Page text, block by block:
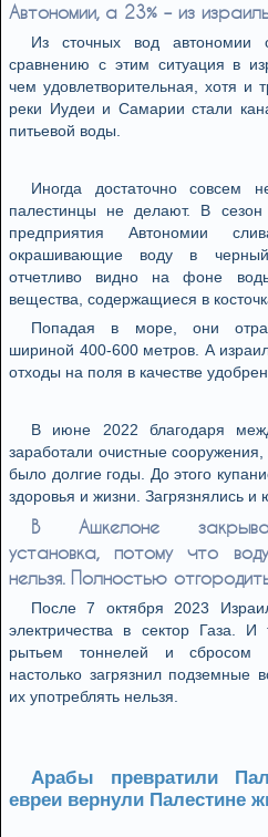
Автономии, а 23% – из
Из сточных вод автономии
сравнению с этим ситуация в
чем удовлетворительная, хотя и
реки Иудеи и Самарии стали
питьевой воды.
Иногда достаточно совсем
палестинцы не делают. В сезон
предприятия Автономии
окрашивающие воду в
отчетливо видно на фоне
вещества, содержащиеся в
Попадая в море, они
шириной 400-600 метров. А
отходы на поля в качестве
В июне 2022 благодаря
заработали очистные
было долгие годы. До этого
здоровья и жизни. Загрязнялись
В Ашкелоне
установка, потому что
нельзя. Полностью
После 7 октября 2023
электричества в сектор Газа.
рытьем тоннелей и сбросом
настолько загрязнил подземные
их употреблять нельзя.
Арабы превратили
евреи вернули Палестине